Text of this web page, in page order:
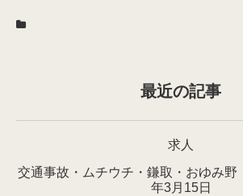
最近の記事
求人
交通事故・ムチウチ・鎌取・おゆみ野
年3月15日